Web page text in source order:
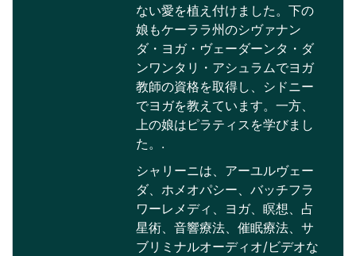
ない愛を植え付けました。下の
娘もケーララ州のシヴァナン
ダ・ヨガ・ヴェーダーンタ・ダ
ンワンタリ・アシュラムでヨガ
教師の資格を取得し、シドニー
でヨガを教えています。一方、
上の娘はピラティスを学びまし
た。.
シャリーニは、アーユルヴェー
ダ、ホメオパシー、バッチフラ
ワーレメディ、ヨガ、瞑想、占
星術、音響療法、催眠療法、サ
ブリミナルオーディオ/ビデオな